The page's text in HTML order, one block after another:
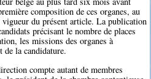
composition de ces organes, au
du présent article. La publication
précisant le nombre de places
les missions des organes à
de la candidature.
compte autant de membres